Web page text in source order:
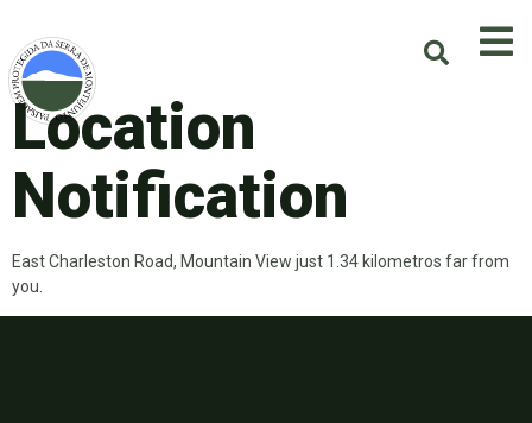
Location
Notification
East Charleston Road, Mountain View just 1.34 kilometros far from
you.